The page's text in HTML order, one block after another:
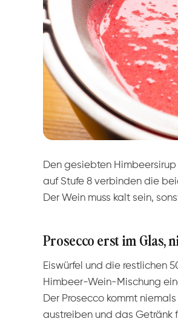
Den gesiebten
auf Stufe 8 verbinden die
Der Wein muss kalt sein,
Prosecco erst im Glas,
Eiswürfel und die restlichen
Himbeer-Wein-Mischung
Der Prosecco kommt
austreiben und das Getränk